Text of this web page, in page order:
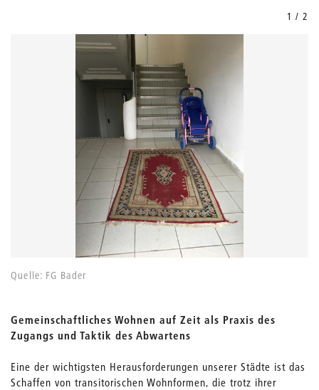
Quelle: FG Bader
1 / 2
Gemeinschaftliches Wohnen auf Zeit als Praxis des
Zugangs und Taktik des Abwartens
Eine der wichtigsten Herausforderungen unserer Städte ist das
Schaffen von transitorischen Wohnformen, die trotz ihrer